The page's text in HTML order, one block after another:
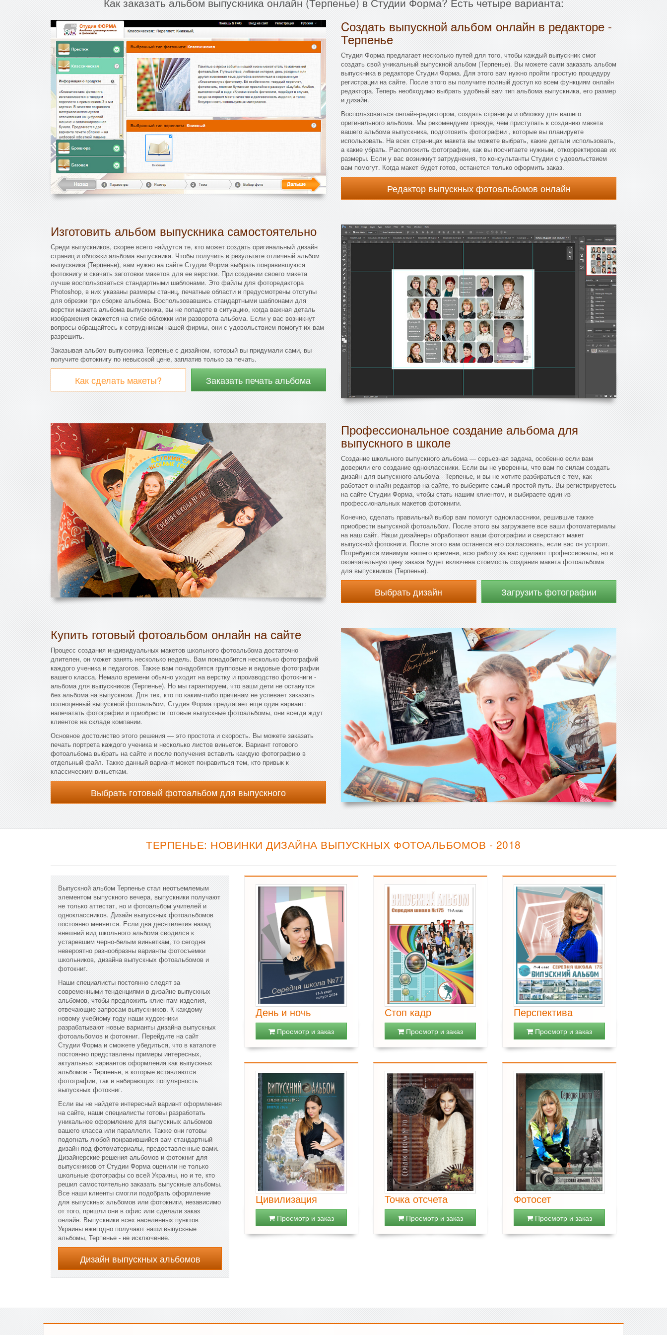
Cоздать выпускной альбом онлайн в редакторе -
Терпенье
Студия Форма предлагает несколько путей для того, чтобы каждый выпускник смог
создать свой уникальный выпускной альбом (Терпенье). Вы можете сами заказать альбом
выпускника в редакторе Студии Форма. Для этого вам нужно пройти простую процедуру
регистрации на сайте. После этого вы получите полный доступ ко всем функциям онлайн
редактора. Теперь необходимо выбрать удобный вам тип альбома выпускника, его размер
и дизайн.
Воспользоваться онлайн-редактором, создать страницы и обложку для вашего
оригинального альбома. Мы рекомендуем прежде, чем приступать к созданию макета
вашего альбома выпускника, подготовить фотографии , которые вы планируете
использовать. На всех страницах макета вы можете выбрать, какие детали использовать,
а какие убрать. Расположить фотографии, как вы посчитаете нужным, откорректировав их
размеры. Если у вас возникнут затруднения, то консультанты Студии с удовольствием
вам помогут. Когда макет будет готов, останется только оформить заказ.
Редактор выпускных фотоальбомов онлайн
Изготовить альбом выпускника самостоятельно
Среди выпускников, скорее всего найдутся те, кто может создать оригинальный дизайн
страниц и обложки альбома выпускника. Чтобы получить в результате отличный альбом
выпускника (Терпенье), вам нужно на сайте Студии Форма выбрать понравившуюся
фотокнигу и скачать заготовки макетов для ее верстки. При создании своего макета
лучше воспользоваться стандартными шаблонами. Это файлы для фоторедактора
Photoshop, в них указаны размеры станиц, печатные области и предусмотрены отступы
для обрезки при сборке альбома. Воспользовавшись стандартными шаблонами для
верстки макета альбома выпускника, вы не попадете в ситуацию, когда важная деталь
изображения окажется на сгибе обложки или разворота альбома. Если у вас возникнут
вопросы обращайтесь к сотрудникам нашей фирмы, они с удовольствием помогут их вам
разрешить.
Заказывая альбом выпускника Терпенье с дизайном, который вы придумали сами, вы
получите фотокнигу по невысокой цене, заплатив только за печать.
Как сделать макеты? Заказать печать альбома
Профессиональное создание альбома для
выпускного в школе
Создание школьного выпускного альбома — серьезная задача, особенно если вам
доверили его создание одноклассники. Если вы не уверенны, что вам по силам создать
дизайн для выпускного альбома - Терпенье, и вы не хотите разбираться с тем, как
работает онлайн редактор на сайте, то выберите самый простой путь. Вы регистрируетесь
на сайте Студии Форма, чтобы стать нашим клиентом, и выбираете один из
профессиональных макетов фотокниги.
Конечно, сделать правильный выбор вам помогут одноклассники, решившие также
приобрести выпускной фотоальбом. После этого вы загружаете все ваши фотоматериалы
на наш сайт. Наши дизайнеры обработают ваши фотографии и сверстают макет
выпускной фотокниги. После этого вам останется его согласовать, если вас он устроит.
Потребуется минимум вашего времени, всю работу за вас сделают профессионалы, но в
окончательную цену заказа будет включена стоимость создания макета фотоальбома
для выпускников (Терпенье).
Выбрать дизайн Загрузить фотографии
Купить готовый фотоальбом онлайн на сайте
Процесс создания индивидуальных макетов школьного фотоальбома достаточно
длителен, он может занять несколько недель. Вам понадобится несколько фотографий
каждого ученика и педагогов. Также вам понадобятся групповые и видовые фотографии
вашего класса. Немало времени обычно уходит на верстку и производство фотокниги -
альбома для выпускников (Терпенье). Но мы гарантируем, что ваши дети не останутся
без альбома на выпускном. Для тех, кто по каким-либо причинам не успевает заказать
полноценный выпускной фотоальбом, Студия Форма предлагает еще один вариант:
напечатать фотографии и приобрести готовые выпускные фотоальбомы, они всегда ждут
клиентов на складе компании.
Основное достоинство этого решения — это простота и скорость. Вы можете заказать
печать портрета каждого ученика и несколько листов виньеток. Вариант готового
фотоальбома выбрать на сайте и после получения вставить каждую фотографию в
отдельный файл. Также данный вариант может понравиться тем, кто привык к
классическим виньеткам.
Выбрать готовый фотоальбом для выпускного
ТЕРПЕНЬЕ: НОВИНКИ ДИЗАЙНА ВЫПУСКНЫХ ФОТОАЛЬБОМОВ - 2018
Выпускной альбом Терпенье стал неотъемлемым
элементом выпускного вечера, выпускники получают
не только аттестат, но и фотоальбом учителей и
одноклассников. Дизайн выпускных фотоальбомов
постоянно меняется. Если два десятилетия назад
внешний вид школьного альбома сводился к
устаревшим черно-белым виньеткам, то сегодня
невероятно разнообразны варианты фотосъемки
школьников, дизайна выпускных фотоальбомов и
фотокниг.
Наши специалисты постоянно следят за
современными тенденциями в дизайне выпускных
альбомов, чтобы предложить клиентам изделия,
отвечающие запросам выпускников. К каждому
новому учебному году наши художники
разрабатывают новые варианты дизайна выпускных
фотоальбомов и фотокниг. Перейдите на сайт
Студии Форма и сможете убедиться, что в каталоге
постоянно представлены примеры интересных,
актуальных вариантов оформления как выпускных
альбомов - Терпенье, в которые вставляются
фотографии, так и набирающих популярность
выпускных фотокниг.
Если вы не найдете интересный вариант оформления
на сайте, наши специалисты готовы разработать
уникальное оформление для выпускных альбомов
вашего класса или параллели. Также они готовы
подогнать любой понравившийся вам стандартный
дизайн под фотоматериалы, предоставленные вами.
Дизайнерские решения альбомов и фотокниг для
выпускников от Студии Форма оценили не только
школьные фотографы со всей Украины, но и те, кто
решил самостоятельно заказать выпускные альбомы.
Все наши клиенты смогли подобрать оформление
для выпускных альбомов или фотокниги, независимо
от того, пришли они в офис или сделали заказ
онлайн. Выпускники всех населенных пунктов
Украины ежегодно получают наши выпускные
альбомы, Терпенье - не исключение.
Дизайн выпускных альбомов
День и ночь
Просмотр и заказ
Стоп кадр
Просмотр и заказ
Перспектива
Просмотр и заказ
Цивилизация
Просмотр и заказ
Точка отсчета
Просмотр и заказ
Фотосет
Просмотр и заказ